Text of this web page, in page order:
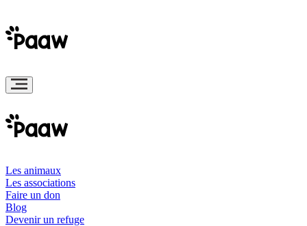
Les animaux
Les associations
Faire un don
Blog
Devenir un refuge